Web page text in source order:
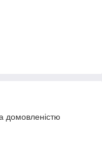
домовленістю